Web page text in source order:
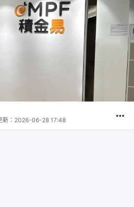
新： 2026-06-28 17:48